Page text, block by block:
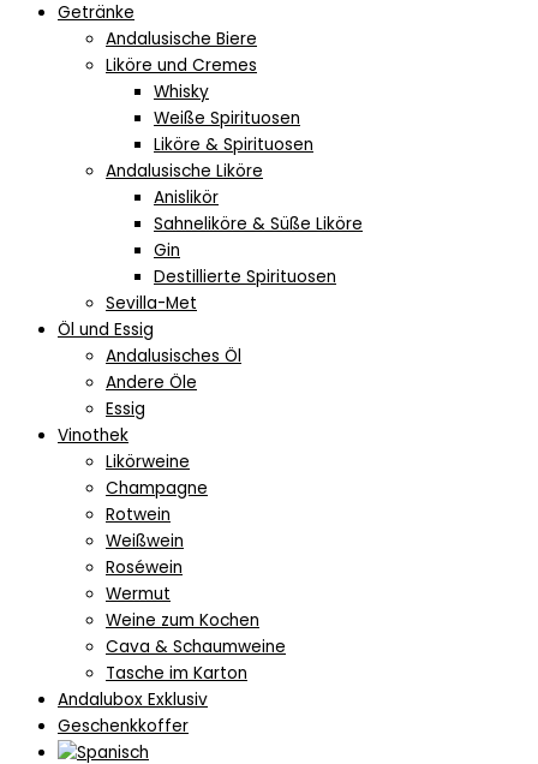
Getränke
Andalusische Biere
Liköre und Cremes
Whisky
Weiße Spirituosen
Liköre & Spirituosen
Andalusische Liköre
Anislikör
Sahneliköre & Süße Liköre
Gin
Destillierte Spirituosen
Sevilla-Met
Öl und Essig
Andalusisches Öl
Andere Öle
Essig
Vinothek
Likörweine
Champagne
Rotwein
Weißwein
Roséwein
Wermut
Weine zum Kochen
Cava & Schaumweine
Tasche im Karton
Andalubox Exklusiv
Geschenkkoffer